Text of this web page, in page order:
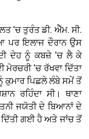
'ਚ ਤੁਰੰਤ ਡੀ. ਐੱਮ. ਸੀ.
ਪਰ ਇਲਾਜ ਦੌਰਾਨ ਉਸ
ਦੇਹ ਨੂੰ ਕਬਜ਼ੇ 'ਚ ਲੈ ਕੇ
'ਚ ਰੱਖਵਾ ਦਿੱਤਾ
ਕੁਮਾਰ ਪਿਛਲੇ ਲੰਬੇ ਸਮੇਂ ਤੋਂ
ਰਹਿੰਦਾ ਸੀ। ਥਾਣਾ
ਜਯੋਤੀ ਦੇ ਬਿਆਨਾਂ ਦੇ
ਗਈ ਹੈ ਅਤੇ ਜਾਂਚ ਤੋਂ